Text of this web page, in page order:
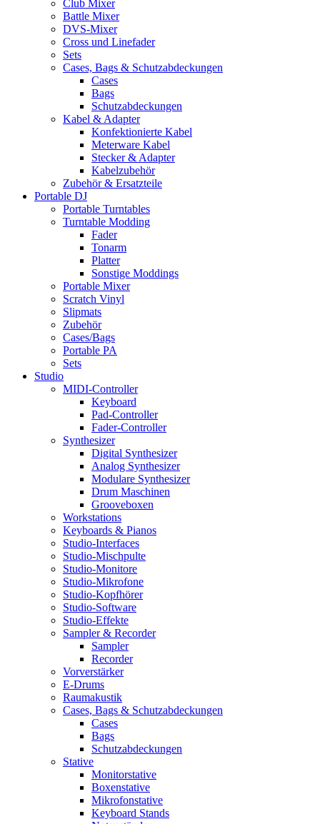
Club Mixer
Battle Mixer
DVS-Mixer
Cross und Linefader
Sets
Cases, Bags & Schutzabdeckungen
Cases
Bags
Schutzabdeckungen
Kabel & Adapter
Konfektionierte Kabel
Meterware Kabel
Stecker & Adapter
Kabelzubehör
Zubehör & Ersatzteile
Portable DJ
Portable Turntables
Turntable Modding
Fader
Tonarm
Platter
Sonstige Moddings
Portable Mixer
Scratch Vinyl
Slipmats
Zubehör
Cases/Bags
Portable PA
Sets
Studio
MIDI-Controller
Keyboard
Pad-Controller
Fader-Controller
Synthesizer
Digital Synthesizer
Analog Synthesizer
Modulare Synthesizer
Drum Maschinen
Grooveboxen
Workstations
Keyboards & Pianos
Studio-Interfaces
Studio-Mischpulte
Studio-Monitore
Studio-Mikrofone
Studio-Kopfhörer
Studio-Software
Studio-Effekte
Sampler & Recorder
Sampler
Recorder
Vorverstärker
E-Drums
Raumakustik
Cases, Bags & Schutzabdeckungen
Cases
Bags
Schutzabdeckungen
Stative
Monitorstative
Boxenstative
Mikrofonstative
Keyboard Stands